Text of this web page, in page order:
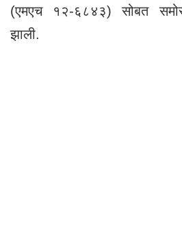
(एमएच १२-६८४३) सोबत
झाली.